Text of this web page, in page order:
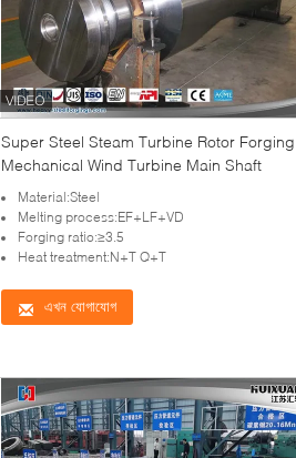
Super Steel Steam Turbine Rotor Forging ,
Mechanical Wind Turbine Main Shaft
Material:Steel
Melting process:EF+LF+VD
Forging ratio:≥3.5
Heat treatment:N+T Q+T
এখন যোগাযোগ